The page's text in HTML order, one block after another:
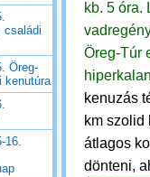
kb. 5 óra.
Öreg-Túr
kenuzás
km szolid
átlagos
dönteni,
családi
Öreg-
kenutúra
16.